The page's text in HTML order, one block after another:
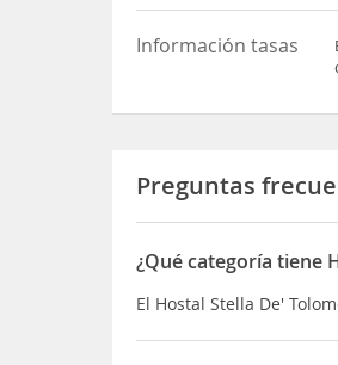
Información tasas
Preguntas
¿Qué categoría tiene
El Hostal Stella De'